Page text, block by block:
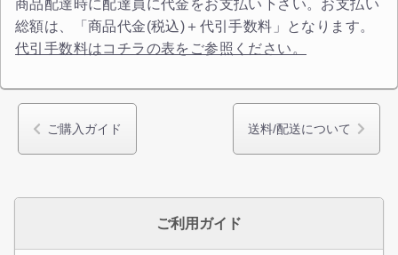
ご利用ガイド
商品配達時に配達員に代金をお支払い下さい。お支払い
総額は、「商品代金(税込)＋代引手数料」となります。
代引手数料はコチラの表をご参照ください。
送料/配送について
ご購入ガイド
カートに追加しました。